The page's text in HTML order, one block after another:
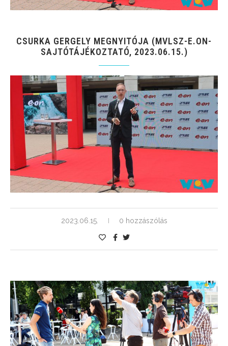
CSURKA GERGELY MEGNYITÓJA (MVLSZ-E.ON-
SAJTÓTÁJÉKOZTATÓ, 2023.06.15.)
2023.06.15. 0 hozzászólás